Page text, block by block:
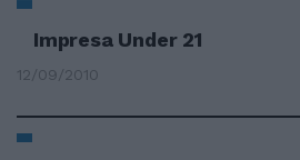
Impresa Under 21
12/09/2010